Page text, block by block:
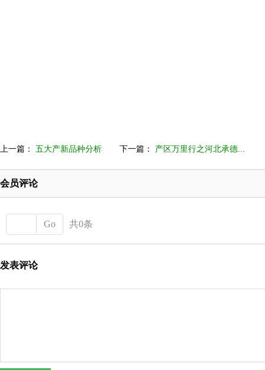
上一篇： 五大产新品种分析 下一篇： 产区万里行之河北承德...
会员评论
Go 共0条
发表评论